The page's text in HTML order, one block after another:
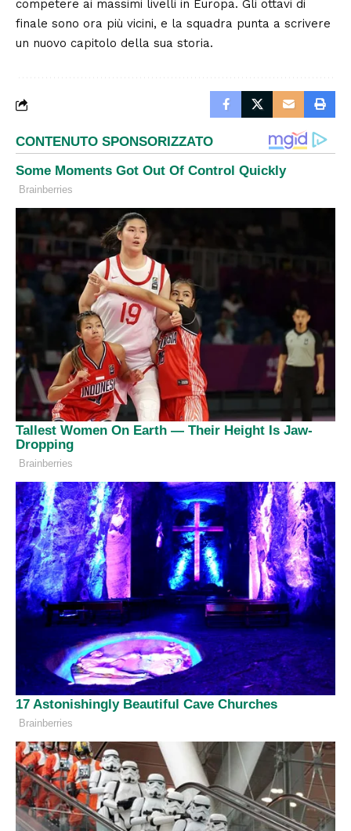
competere ai massimi livelli in Europa. Gli ottavi di
finale sono ora più vicini, e la squadra punta a scrivere
un nuovo capitolo della sua storia.